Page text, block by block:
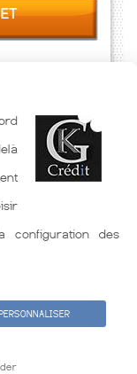
semaines. Taux
Meilleur Taux
fonction des
configuration des